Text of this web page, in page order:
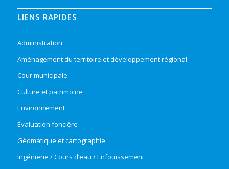
LIENS RAPIDES
Administration
Aménagement du territoire et développement régional
Cour municipale
Culture et patrimoine
Environnement
Évaluation foncière
Géomatique et cartographie
Ingénierie / Cours d’eau / Enfouissement